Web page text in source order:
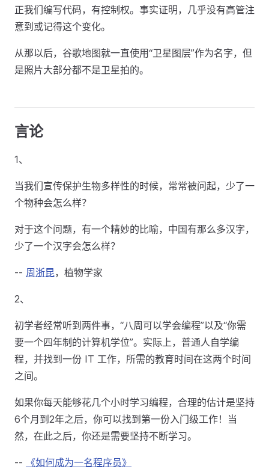
正我们编写代码，有控制权。事实证明，几乎没有高管注
意到或记得这个变化。
从那以后，谷歌地图就一直使用“卫星图层”作为名字，但
是照片大部分都不是卫星拍的。
言论
1、
当我们宣传保护生物多样性的时候，常常被问起，少了一
个物种会怎么样？
对于这个问题，有一个精妙的比喻，中国有那么多汉字，
少了一个汉字会怎么样？
-- 周浙昆，植物学家
2、
初学者经常听到两件事，“八周可以学会编程”以及“你需
要一个四年制的计算机学位”。实际上，普通人自学编
程，并找到一份 IT 工作，所需的教育时间在这两个时间
之间。
如果你每天能够花几个小时学习编程，合理的估计是坚持
6个月到2年之后，你可以找到第一份入门级工作！当
然，在此之后，你还是需要坚持不断学习。
-- 《如何成为一名程序员》